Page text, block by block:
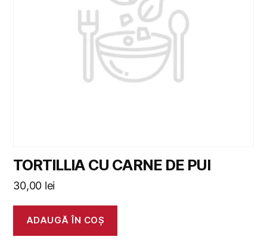
TORTILLIA CU CARNE DE PUI
30,00 lei
ADAUGĂ ÎN COȘ